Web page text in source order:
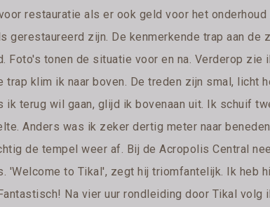
restauratie als er ook geld voor het
gerestaureerd zijn. De kenmerkende trap aan de
Foto's tonen de situatie voor en na. Verderop zie
trap klim ik naar boven. De treden zijn smal, licht
ik terug wil gaan, glijd ik bovenaan uit. Ik schuif
Anders was ik zeker dertig meter naar
de tempel weer af. Bij de Acropolis Central
'Welcome to Tikal', zegt hij triomfantelijk. Ik heb
Na vier uur rondleiding door Tikal volg